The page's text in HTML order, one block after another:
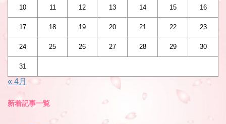
10 11 12 13 14 15 16
17 18 19 20 21 22 23
24 25 26 27 28 29 30
31
« 4月
新着記事一覧